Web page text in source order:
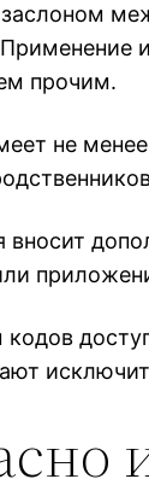
прочим.
не
вносит